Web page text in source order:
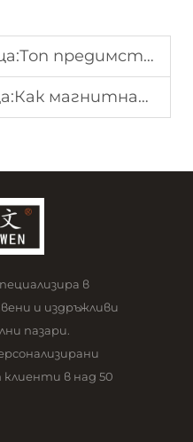
Топ предимства на използването на бяла дъска за преподаване и обучение
Как магнитната бяла дъска обединява функции за писане и визуализация
в
и издръжливи
пазари.
в над 50